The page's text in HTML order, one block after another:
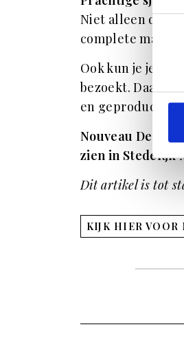
Niet alleen de
complete make-
Ook kun je je
bezoekt. Daar
en
Nouveau Deco
zien in Stedelijk
Dit artikel is tot
KIJK HIER